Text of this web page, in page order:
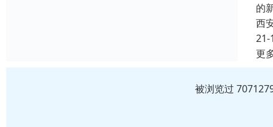
的
西
21-
更
被浏览过